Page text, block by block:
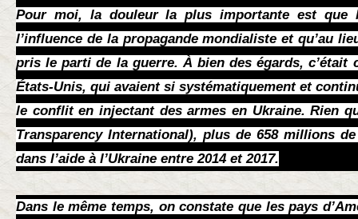
Pour moi, la douleur la plus importante est que
l’influence de la propagande mondialiste et qu’au
pris le parti de la guerre. À bien des égards, c’était
États-Unis, qui avaient si systématiquement et
le conflit en injectant des armes en Ukraine. Rien
Transparency International), plus de 658 millions
dans l’aide à l’Ukraine entre 2014 et 2017.
Dans le même temps, on constate que les pays